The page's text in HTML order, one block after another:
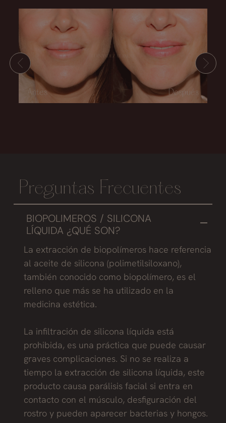
Preguntas Frecuentes
BIOPOLIMEROS / SILICONA
LÍQUIDA ¿QUÉ SON?
La extracción de biopolímeros hace referencia
al aceite de silicona (polimetilsiloxano),
también conocido como biopolímero, es el
relleno que más se ha utilizado en la
medicina estética.
La infiltración de silicona líquida está
prohibida, es una práctica que puede causar
graves complicaciones. Si no se realiza a
tiempo la extracción de silicona líquida, este
producto causa parálisis facial si entra en
contacto con el músculo, desfiguración del
rostro y pueden aparecer bacterias y hongos.